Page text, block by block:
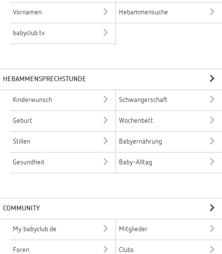
Vornamen Hebammensuche
babyclub.tv
HEBAMMENSPRECHSTUNDE
Kinderwunsch Schwangerschaft
Geburt Wochenbett
Stillen Babyernährung
Gesundheit Baby-Alltag
COMMUNITY
My babyclub.de Mitglieder
Foren Clubs